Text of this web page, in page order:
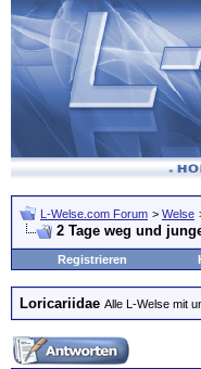
L-Welse.com Forum > Welse
2 Tage weg und
Registrieren
Loricariidae Alle L-Welse mit